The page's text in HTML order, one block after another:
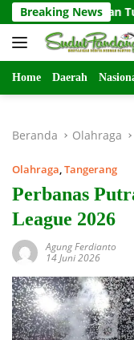
Langsung
ke
konten
Breaking News
Tugu Prasasti
Home Daerah
Beranda Olahraga
Olahraga,Tangerang
Perbanas
League 2026
Agung Ferdianto
14 Juni 2026